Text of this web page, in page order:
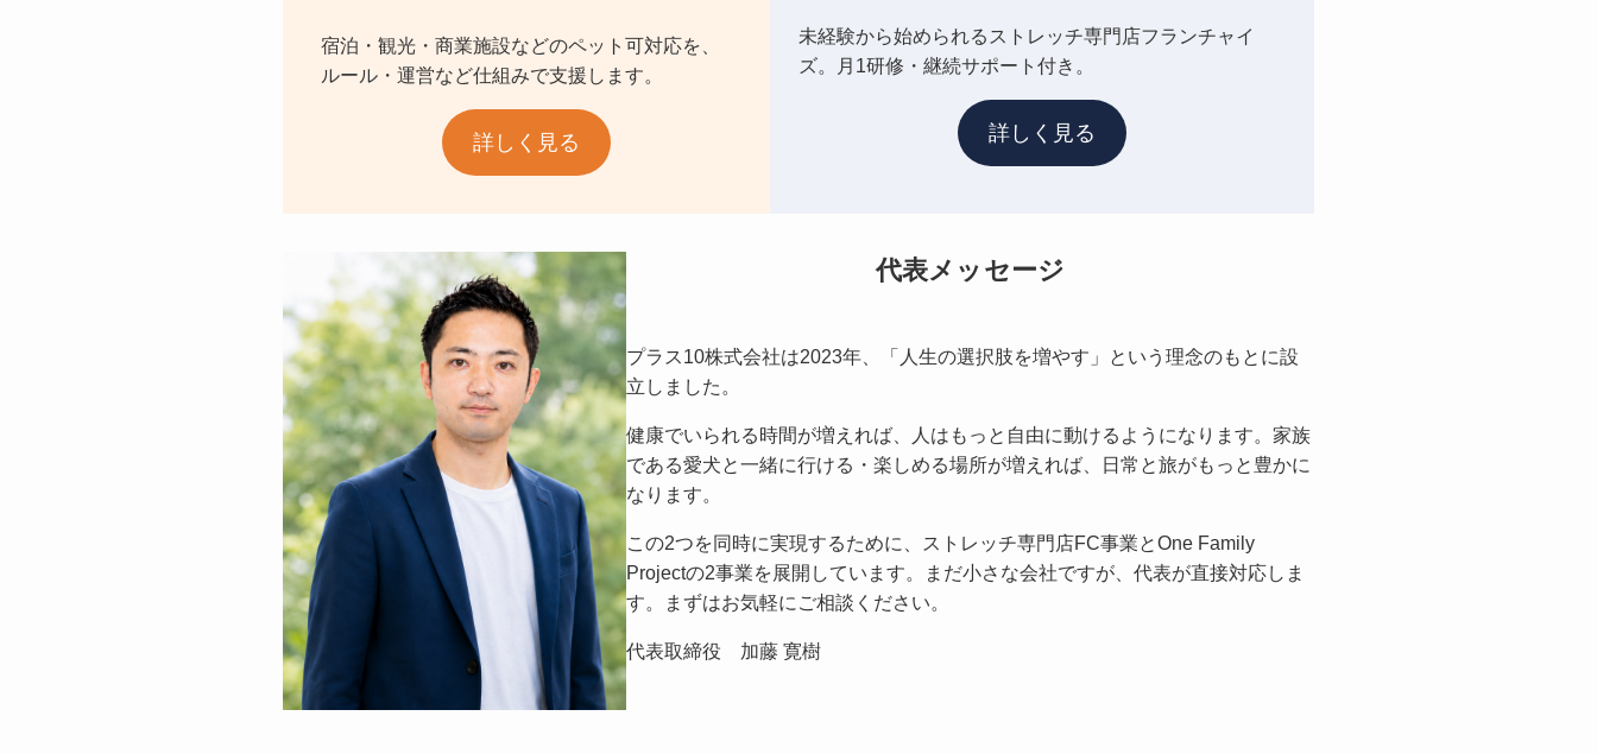
宿泊・観光・商業施設などのペット可対応を、
ルール・運営など仕組みで支援します。
詳しく見る
未経験から始められるストレッチ専門店フランチャイ
ズ。月1研修・継続サポート付き。
詳しく見る
代表メッセージ
プラス10株式会社は2023年、「人生の選択肢を増やす」という理念のもとに設
立しました。
健康でいられる時間が増えれば、人はもっと自由に動けるようになります。家族
である愛犬と一緒に行ける・楽しめる場所が増えれば、日常と旅がもっと豊かに
なります。
この2つを同時に実現するために、ストレッチ専門店FC事業とOne Family
Projectの2事業を展開しています。まだ小さな会社ですが、代表が直接対応しま
す。まずはお気軽にご相談ください。
代表取締役 加藤 寛樹